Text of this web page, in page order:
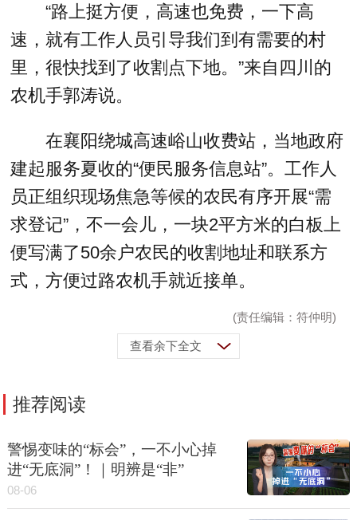
“路上挺方便，高速也免费，一下高
速，就有工作人员引导我们到有需要的村
里，很快找到了收割点下地。”来自四川的
农机手郭涛说。
在襄阳绕城高速峪山收费站，当地政府
建起服务夏收的“便民服务信息站”。工作人
员正组织现场焦急等候的农民有序开展“需
求登记”，不一会儿，一块2平方米的白板上
便写满了50余户农民的收割地址和联系方
式，方便过路农机手就近接单。
(责任编辑：符仲明)
查看余下全文
推荐阅读
警惕变味的“标会”，一不小心掉
进“无底洞”！｜明辨是“非”
08-06